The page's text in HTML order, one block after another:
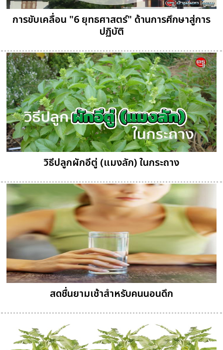
การขับเคลื่อน "6 ยุทธศาสตร์" ด้านการศึกษาสู่การ
ปฏิบัติ
วิธีปลูกผักอีตู่ (แมงลัก) ในกระถาง
สดชื่นยามเช้าสำหรับคนนอนดึก